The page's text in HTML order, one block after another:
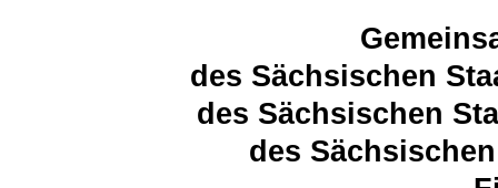
des Sächsischen
des Sächsischen
des